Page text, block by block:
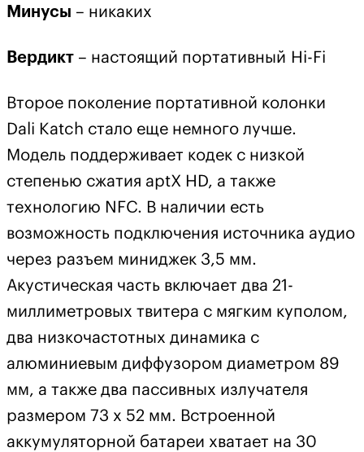
Минусы – никаких
Вердикт – настоящий портативный Hi-Fi
Второе поколение портативной колонки
Dali Katch стало еще немного лучше.
Модель поддерживает кодек с низкой
степенью сжатия aptX HD, а также
технологию NFC. В наличии есть
возможность подключения источника аудио
через разъем миниджек 3,5 мм.
Акустическая часть включает два 21-
миллиметровых твитера с мягким куполом,
два низкочастотных динамика с
алюминиевым диффузором диаметром 89
мм, а также два пассивных излучателя
размером 73 х 52 мм. Встроенной
аккумуляторной батареи хватает на 30